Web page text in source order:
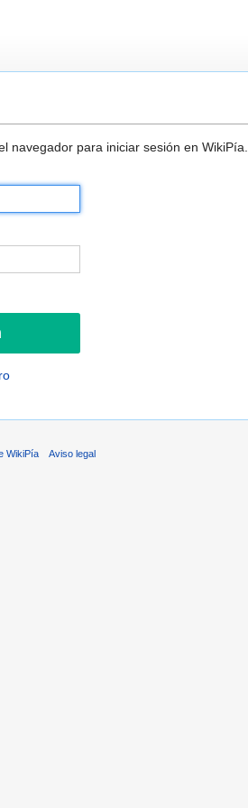
navegador para iniciar sesión en WikiPía.
WikiPía Aviso legal